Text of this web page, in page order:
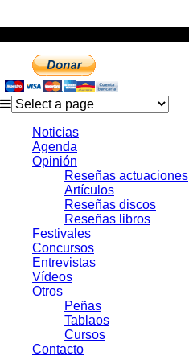
Noticias
Agenda
Opinión
Reseñas actuaciones
Artículos
Reseñas discos
Reseñas libros
Festivales
Concursos
Entrevistas
Vídeos
Otros
Peñas
Tablaos
Cursos
Contacto